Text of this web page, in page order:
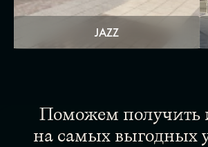
JAZZ
Поможем получить
на самых выгодных